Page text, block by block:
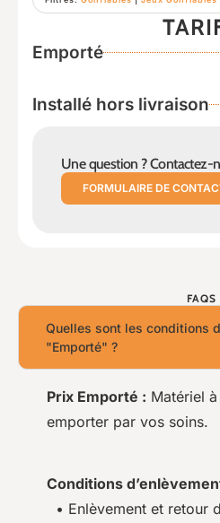
Emporté
Installé hors livraison
Une question ? Contactez-
FORMULAIRE DE
FAQS
Quelles sont les conditions
"Emporté" ?
Prix Emporté : Matériel
emporter par vos soins.
Conditions
• Enlèvement et retour